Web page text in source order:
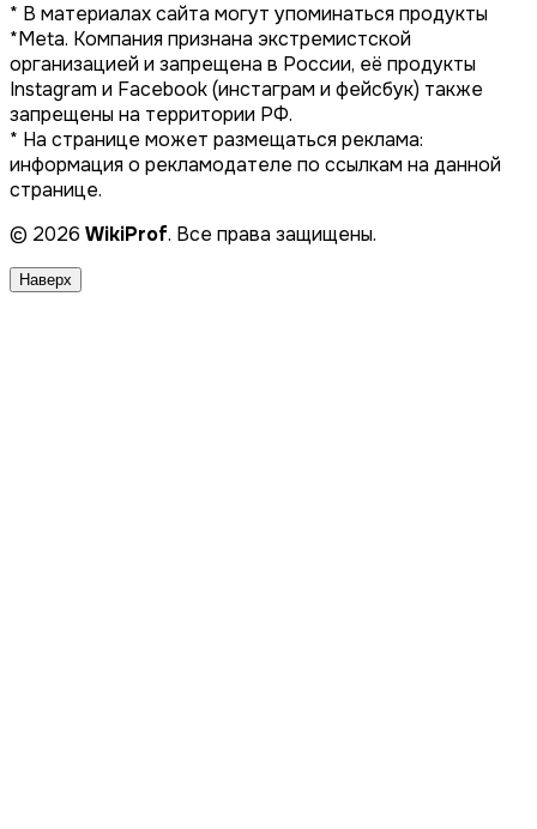
* В материалах сайта могут упоминаться продукты
*Meta. Компания признана экстремистской
организацией и запрещена в России, её продукты
Instagram и Facebook (инстаграм и фейсбук) также
запрещены на территории РФ.
* На странице может размещаться реклама:
информация о рекламодателе по ссылкам на данной
странице.
© 2026 WikiProf. Все права защищены.
Наверх